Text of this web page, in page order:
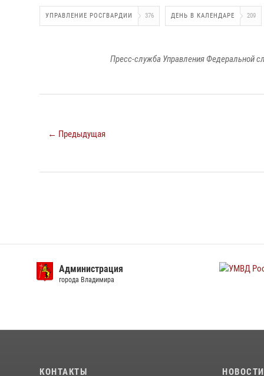
УПРАВЛЕНИЕ РОСГВАРДИИ 376 ДЕНЬ В КАЛЕНДАРЕ 209
Пресс-служба Управления Федеральной
← Предыдущая
УМВД России
Владимирской области
КОНТАКТЫ НОВОСТИ